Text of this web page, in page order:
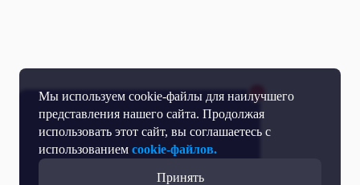
Мы используем cookie-файлы для наилучшего
представления нашего сайта. Продолжая
использовать этот сайт, вы соглашаетесь с
использованием cookie-файлов.
Принять